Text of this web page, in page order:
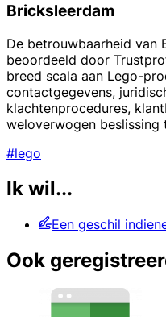
Bricksleerdam
De betrouwbaarheid van
beoordeeld door
breed scala aan Lego-
contactgegevens,
klachtenprocedures,
weloverwogen beslissing
#lego
Ik wil...
Een geschil
Ook